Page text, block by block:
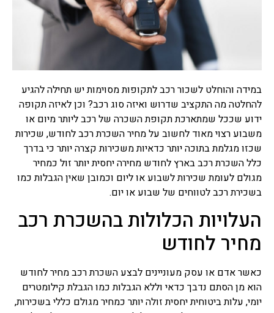
מימון לרכב
במידה והוחלט לשכור רכב לתקופות מסוימות יש תחילה להגיע
להחלטה מה התקציב שדרוש ואיזה סוג רכב? וכן לאיזה תקופה
ידוע שככל שמתארכת תקופת השכרה של רכב ליותר מיום או
משבוע רצוי מאוד לחשוב על מחיר השכרת רכב לחודש, שכירות
שכזו מגלמת בתוכה יותר כדאיות משכירות קצרה יותר כי בדרך
כלל השכרת רכב בארץ לחודש מחירה יחסית יותר זול כמחיר
מגולם לעומת שכירות לשבוע או ליום וכמובן שאין הגבלות כמו
בשכירת רכב לטווחים של שבוע או יום.
העלויות הכלולות בהשכרת רכב
מחיר לחודש
כאשר אדם או עסק מעוניינים לבצע השכרת רכב מחיר לחודש
הוא מן הסתם נדבך כדאי וללא הגבלות כמו הגבלת קילומטרים
יומי, עלות ביטוחית יחסית זולה יותר כמחיר מגולם כללי בשכירות,